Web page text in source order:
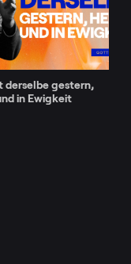
derselbe gestern,
in Ewigkeit